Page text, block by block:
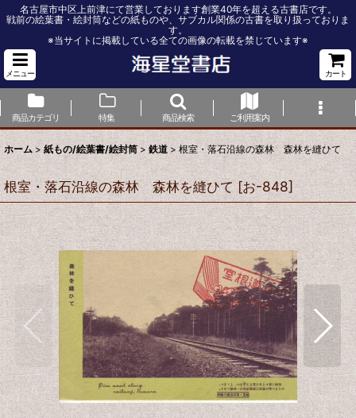
名古屋市中区上前津にて営業しております創業40年を超える古書店です。
戦前の絵葉書・絵封筒などの紙ものや、サブカル関係の古書を取り扱っておりま
す。
※当サイトに掲載している全ての画像の転載を禁じています※
メニュー カート
商品カテゴリ 特集 商品検索 ご利用案内
ホーム > 紙もの/絵葉書/絵封筒 > 鉄道 > 根室・落石沿線の森林 森林を縫ひて
根室・落石沿線の森林 森林を縫ひて [お-848]